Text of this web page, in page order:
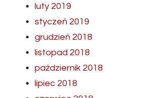
luty 2019
styczeń 2019
grudzień 2018
listopad 2018
październik 2018
lipiec 2018